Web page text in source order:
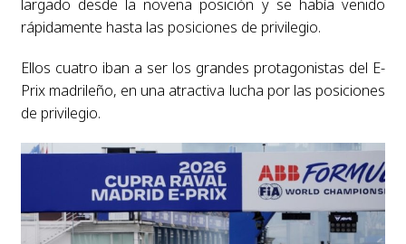
largado desde la novena posición y se había venido
rápidamente hasta las posiciones de privilegio.
Ellos cuatro iban a ser los grandes protagonistas del E-
Prix madrileño, en una atractiva lucha por las posiciones
de privilegio.